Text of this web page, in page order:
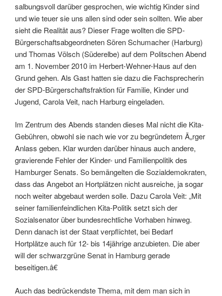
salbungsvoll darüber gesprochen, wie wichtig Kinder sind
und wie teuer sie uns allen sind oder sein sollten. Wie aber
sieht die Realität aus? Dieser Frage wollten die SPD-
Bürgerschaftsabgeordneten Sören Schumacher (Harburg)
und Thomas Völsch (Süderelbe) auf dem Politschen Abend
am 1. November 2010 im Herbert-Wehner-Haus auf den
Grund gehen. Als Gast hatten sie dazu die Fachsprecherin
der SPD-Bürgerschaftsfraktion für Familie, Kinder und
Jugend, Carola Veit, nach Harburg eingeladen.
Im Zentrum des Abends standen dieses Mal nicht die Kita-
Gebühren, obwohl sie nach wie vor zu begründetem Ã„rger
Anlass geben. Klar wurden darüber hinaus auch andere,
gravierende Fehler der Kinder- und Familienpolitik des
Hamburger Senats. So bemängelten die Sozialdemokraten,
dass das Angebot an Hortplätzen nicht ausreiche, ja sogar
noch weiter abgebaut werden solle. Dazu Carola Veit: „Mit
seiner familienfeindlichen Kita-Politik setzt sich der
Sozialsenator über bundesrechtliche Vorhaben hinweg.
Denn danach ist der Staat verpflichtet, bei Bedarf
Hortplätze auch für 12- bis 14jährige anzubieten. Die aber
will der schwarzgrüne Senat in Hamburg gerade
beseitigen.â€
Auch das bedrückendste Thema, mit dem man sich in